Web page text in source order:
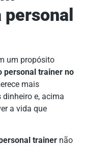
um propósito
personal trainer no
mais
e, acima
a vida que
trainer não